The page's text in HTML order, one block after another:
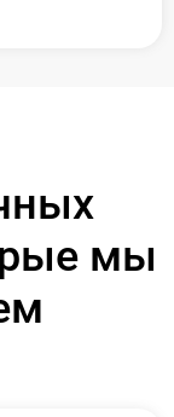
мы